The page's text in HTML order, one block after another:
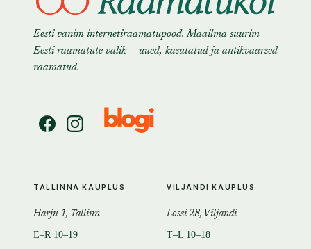
Eesti vanim internetiraamatupood. Maailma suurim
Eesti raamatute valik — uued, kasutatud ja antikvaarsed
raamatud.
TALLINNA KAUPLUS
Harju 1, Tallinn
E–R 10–19
VILJANDI KAUPLUS
Lossi 28, Viljandi
T–L 10–18